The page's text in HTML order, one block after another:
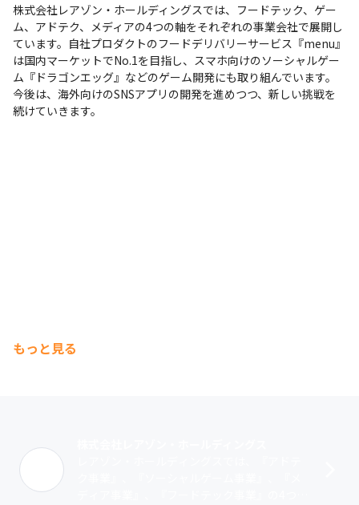
株式会社レアゾン・ホールディングスでは、フードテック、ゲー
ム、アドテク、メディアの4つの軸をそれぞれの事業会社で展開し
ています。自社プロダクトのフードデリバリーサービス『menu』
は国内マーケットでNo.1を目指し、スマホ向けのソーシャルゲー
ム『ドラゴンエッグ』などのゲーム開発にも取り組んでいます。
今後は、海外向けのSNSアプリの開発を進めつつ、新しい挑戦を
続けていきます。
もっと見る